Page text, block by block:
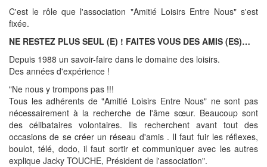
C'est le rôle que l'association "Amitié Loisirs Entre Nous" s'est
fixée.
NE RESTEZ PLUS SEUL (E) ! FAITES VOUS DES AMIS (ES)…
Depuis 1988 un savoir-faire dans le domaine des loisirs.
Des années d'expérience !
"Ne nous y trompons pas !!!
Tous les adhérents de "Amitié Loisirs Entre Nous" ne sont pas
nécessairement à la recherche de l'âme sœur. Beaucoup sont
des célibataires volontaires. Ils recherchent avant tout des
occasions de se créer un réseau d'amis . Il faut fuir les réflexes,
boulot, télé, dodo, il faut sortir et communiquer avec les autres
explique Jacky TOUCHE, Président de l'association".